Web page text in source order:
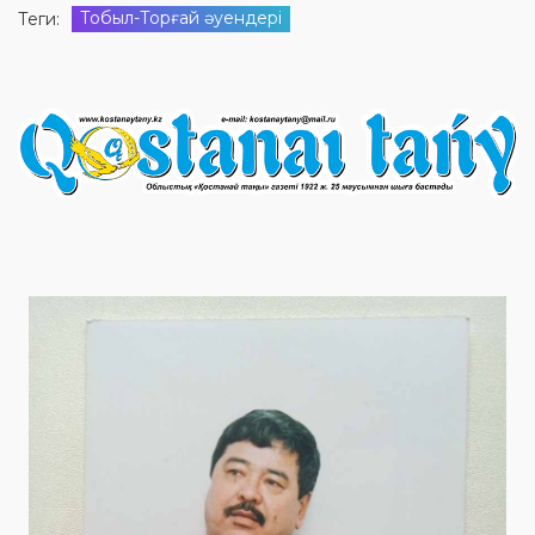
Теги: Тобыл-Торғай әуендері